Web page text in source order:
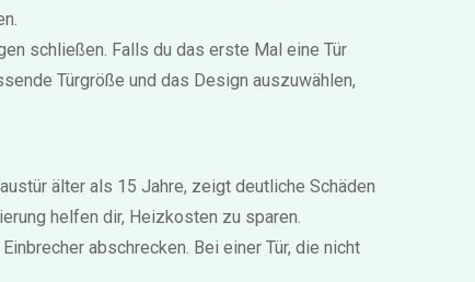
schließen. Falls du das erste Mal eine Tür
Türgröße und das Design auszuwählen,
älter als 15 Jahre, zeigt deutliche Schäden
helfen dir, Heizkosten zu sparen.
abschrecken. Bei einer Tür, die nicht